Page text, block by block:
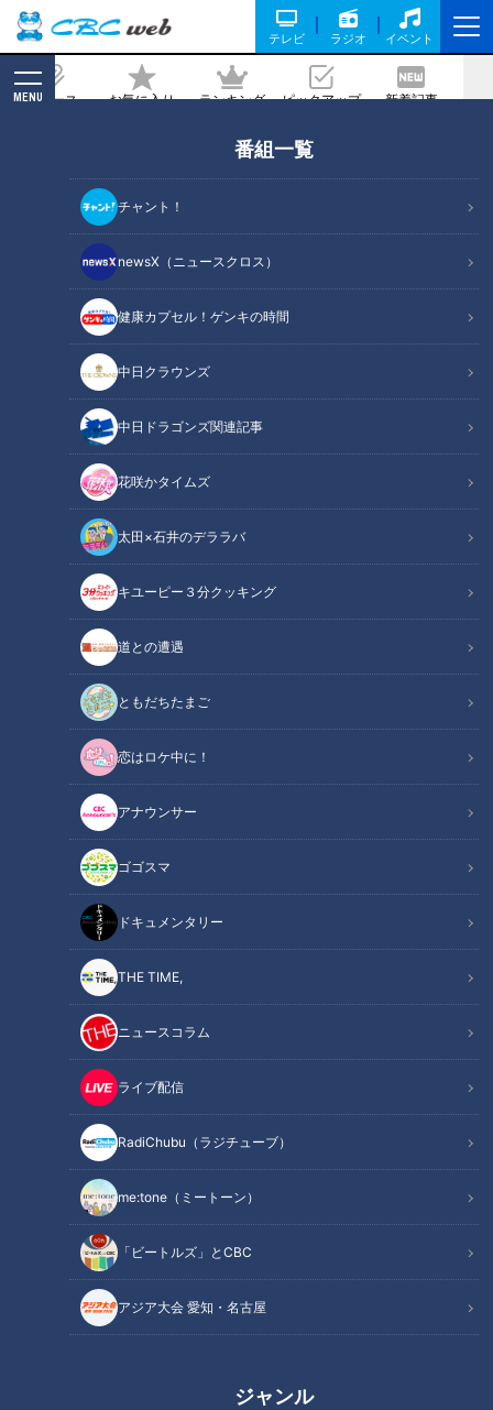
テレビ ラジオ イベント
ニュース お気に入り ランキング ピックアップ 新着記事
MENU
番組一覧
チャント！
newsX（ニュースクロス）
健康カプセル！ゲンキの時間
中日クラウンズ
中日ドラゴンズ関連記事
花咲かタイムズ
太田×石井のデララバ
キユーピー３分クッキング
道との遭遇
ともだちたまご
恋はロケ中に！
アナウンサー
ゴゴスマ
ドキュメンタリー
THE TIME,
ニュースコラム
ライブ配信
RadiChubu（ラジチューブ）
me:tone（ミートーン）
「ビートルズ」とCBC
アジア大会 愛知・名古屋
ジャンル
ステーキ」!? 冬の旬野菜・白菜で作る農
家直伝の絶品レシピを紹介
2024/12/24 06:03
CBCテレビ『チャント！』
チャント！
「チャント！」特集
今が旬の野菜、白菜。冬の定番料理である鍋のイメージが強い
ですが、実は和風・洋風・中華と幅広いレシピに活躍する万能
野菜でもあります。今回は、白菜農家の方に教わった、白菜の
おいしいレシピや長持ちする保存方法をご紹介します！
白菜と言えば、やっぱり鍋！ 県内有数の産地で聞き込み調
長持ちする保存方法は…外側の葉からむいて使う！？
農家直伝！簡単＆豪快な白菜レシピをたっぷりご紹介
オススメ関連コンテンツ
白菜と言えば、やっぱり鍋！ 県内有数の産地で聞
き込み調査